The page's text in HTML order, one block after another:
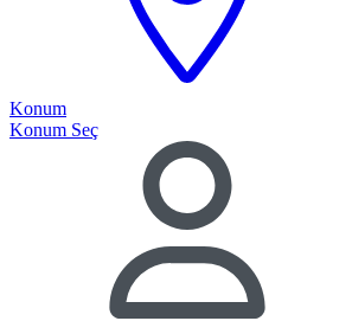
Konum
Konum Seç